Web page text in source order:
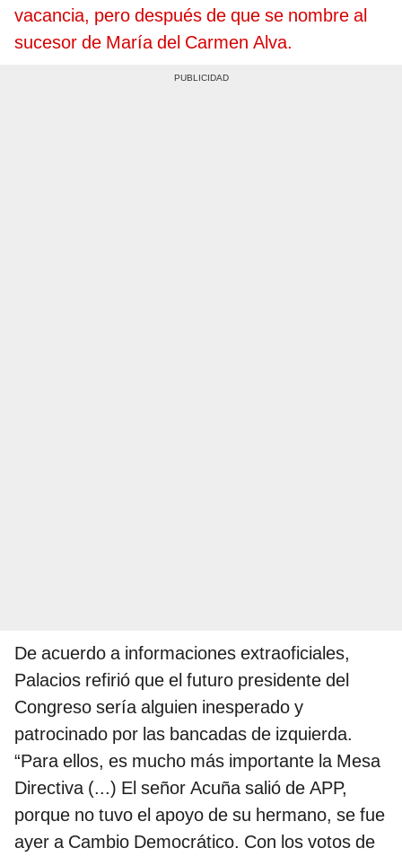
vacancia, pero después de que se nombre al
sucesor de María del Carmen Alva.
De acuerdo a informaciones extraoficiales,
Palacios refirió que el futuro presidente del
Congreso sería alguien inesperado y
patrocinado por las bancadas de izquierda.
“Para ellos, es mucho más importante la Mesa
Directiva (...) El señor Acuña salió de APP,
porque no tuvo el apoyo de su hermano, se fue
ayer a Cambio Democrático. Con los votos de